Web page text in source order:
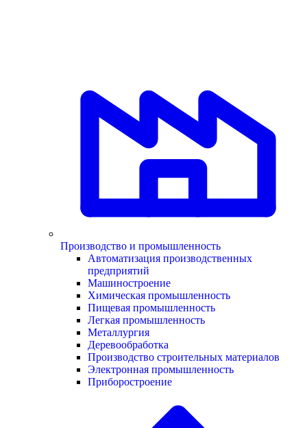
Производство и промышленность
Автоматизация производственных
предприятий
Машиностроение
Химическая промышленность
Пищевая промышленность
Легкая промышленность
Металлургия
Деревообработка
Производство строительных материалов
Электронная промышленность
Приборостроение